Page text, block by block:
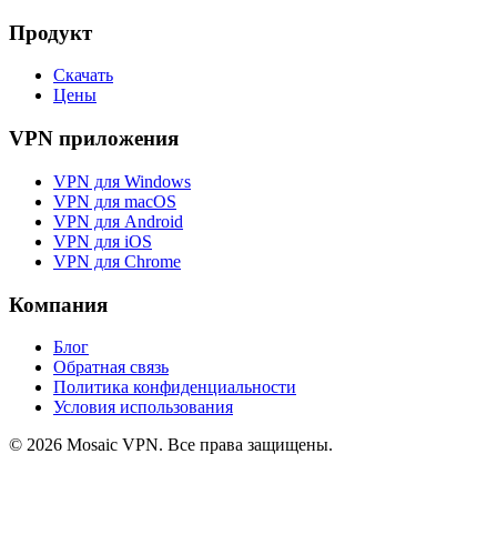
Продукт
Скачать
Цены
VPN приложения
VPN для Windows
VPN для macOS
VPN для Android
VPN для iOS
VPN для Chrome
Компания
Блог
Обратная связь
Политика конфиденциальности
Условия использования
© 2026 Mosaic VPN. Все права защищены.